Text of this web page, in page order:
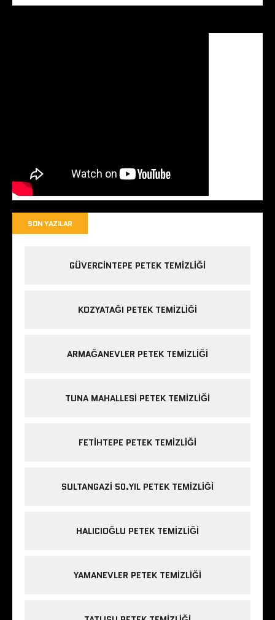
SON YAZILAR
GÜVERCINTEPE PETEK TEMIZLIĞI
KOZYATAĞI PETEK TEMIZLIĞI
ARMAĞANEVLER PETEK TEMIZLIĞI
TUNA MAHALLESI PETEK TEMIZLIĞI
FETIHTEPE PETEK TEMIZLIĞI
SULTANGAZI 50.YIL PETEK TEMIZLIĞI
HALICIOĞLU PETEK TEMIZLIĞI
YAMANEVLER PETEK TEMIZLIĞI